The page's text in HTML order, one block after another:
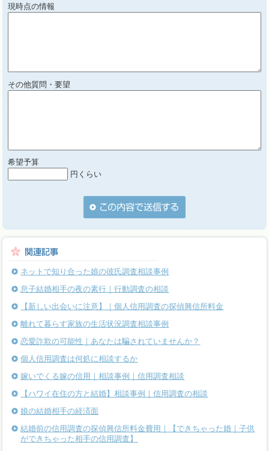
現時点の情報
その他質問・要望
希望予算
円くらい
ネットで知り合った娘の彼氏調査相談事例
息子結婚相手の夜の素行｜行動調査の相談
【新しい出会いに注意】｜個人信用調査の探偵興信所料金
離れて暮らす家族の生活状況調査相談事例
恋愛詐欺の可能性｜あなたは騙されていませんか？
個人信用調査は何処に相談するか
嫁いでくる嫁の信用｜相談事例｜信用調査相談
【ハワイ在住の方と結婚】相談事例｜信用調査の相談
娘の結婚相手の経済面
結婚前の信用調査の探偵興信所料金費用｜【できちゃった婚｜子供
ができちゃった相手の信用調査】